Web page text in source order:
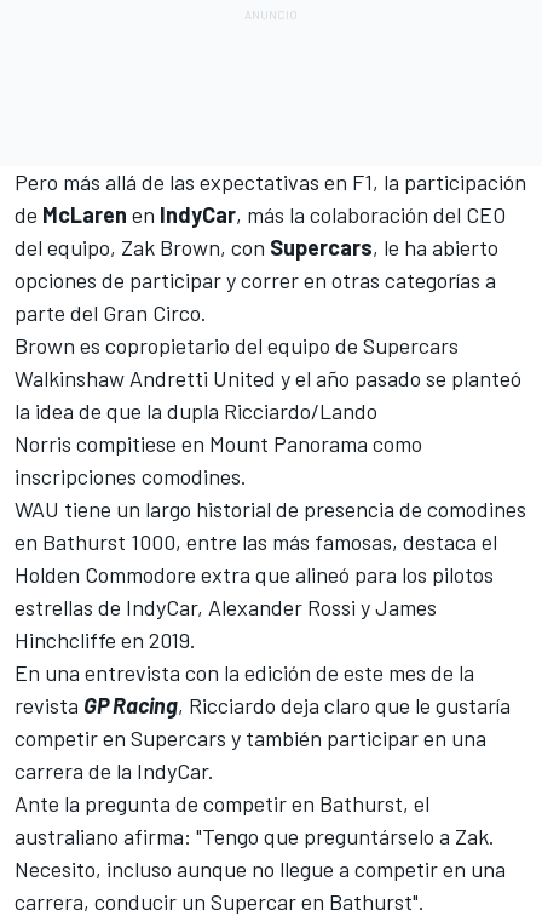
Pero más allá de las expectativas en F1, la participación
de McLaren en IndyCar, más la colaboración del CEO
del equipo, Zak Brown, con Supercars, le ha abierto
opciones de participar y correr en otras categorías a
parte del Gran Circo.
Brown es copropietario del equipo de Supercars
Walkinshaw Andretti United y el año pasado se planteó
la idea de que la dupla Ricciardo/Lando
Norris compitiese en Mount Panorama como
inscripciones comodines.
WAU tiene un largo historial de presencia de comodines
en Bathurst 1000, entre las más famosas, destaca el
Holden Commodore extra que alineó para los pilotos
estrellas de IndyCar, Alexander Rossi y James
Hinchcliffe en 2019.
En una entrevista con la edición de este mes de la
revista GP Racing, Ricciardo deja claro que le gustaría
competir en Supercars y también participar en una
carrera de la IndyCar.
Ante la pregunta de competir en Bathurst, el
australiano afirma: "Tengo que preguntárselo a Zak.
Necesito, incluso aunque no llegue a competir en una
carrera, conducir un Supercar en Bathurst".